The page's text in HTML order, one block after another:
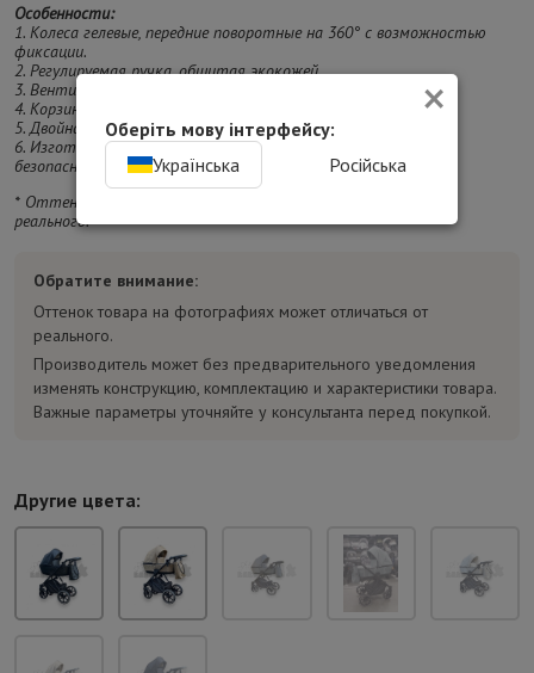
Особенности:
1. Колеса гелевые, передние поворотные на 360° с возможностью
фиксации.
2. Регулируемая ручка, обшитая экокожей.
3. Вентиляция люльки и прогулочного блока.
4. Корзина для покупок закрывается на молнию.
5. Двойная амортизация.
6. Изготовлена в соответствии с европейским стандартом
безопасности EN1888:2012.
* Оттенок изделия на фотографии может отличаться от
реального.
Обратите внимание:
Оттенок товара на фотографиях может отличаться от
реального.
Производитель может без предварительного уведомления
изменять конструкцию, комплектацию и характеристики товара.
Важные параметры уточняйте у консультанта перед покупкой.
Другие цвета:
×
Оберіть мову інтерфейсу:
Українська
Російська